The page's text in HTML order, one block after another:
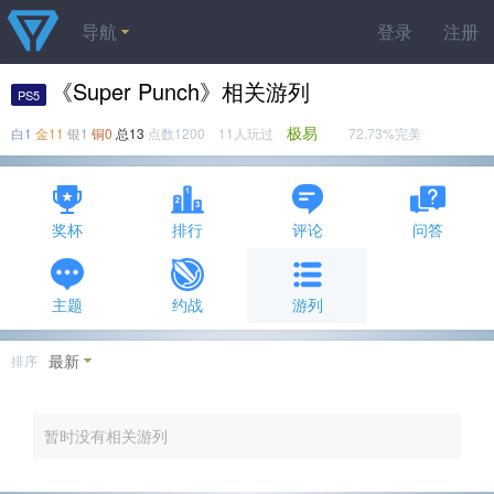
登录 注册
导航
PS5 《Super Punch》相关游列
白1 金11 银1 铜0 总13 点数1200 11人玩过 极易 72.73%完美
奖杯 排行 评论 问答
主题 约战 游列
排序 最新
暂时没有相关游列